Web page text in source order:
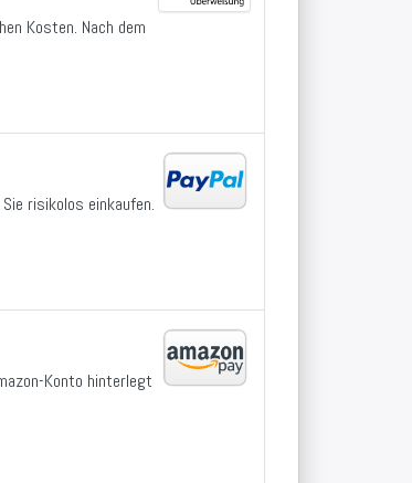
Kosten. Nach dem
risikolos einkaufen.
Konto hinterlegt